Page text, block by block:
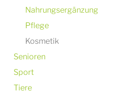
Nahrungsergänzung
Pflege
Kosmetik
Senioren
Sport
Tiere